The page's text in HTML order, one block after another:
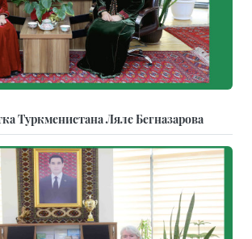
Туркменистана Ляле Бегназарова